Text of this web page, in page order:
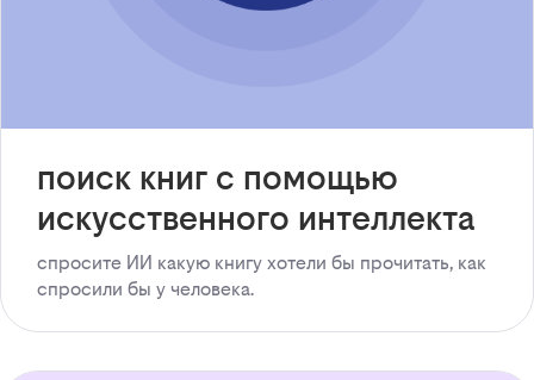
поиск книг с помощью
искусственного интеллекта
спросите ИИ какую книгу хотели бы прочитать, как
спросили бы у человека.